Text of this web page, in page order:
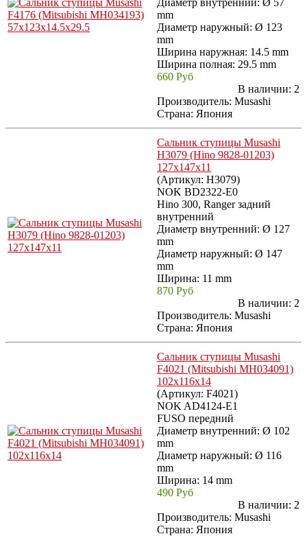
Диаметр внутренний: Ø 57
mm
Диаметр наружный: Ø 123
mm
Ширина наружная: 14.5 mm
Ширина полная: 29.5 mm
660 Руб
В наличии: 2
Производитель: Musashi
Страна: Япония
Сальник ступицы Musashi
H3079 (Hino 9828-01203)
127x147x11
(Артикул: H3079)
NOK BD2322-E0
Hino 300, Ranger задний
внутренний
Диаметр внутренний: Ø 127
mm
Диаметр наружный: Ø 147
mm
Ширина: 11 mm
870 Руб
В наличии: 2
Производитель: Musashi
Страна: Япония
Сальник ступицы Musashi
F4021 (Mitsubishi MH034091)
102x116x14
(Артикул: F4021)
NOK AD4124-E1
FUSO передний
Диаметр внутренний: Ø 102
mm
Диаметр наружный: Ø 116
mm
Ширина: 14 mm
490 Руб
В наличии: 2
Производитель: Musashi
Страна: Япония